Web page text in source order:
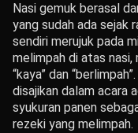
Nasi gemuk berasal
yang sudah ada sejak
sendiri merujuk pada
melimpah di atas nasi,
“kaya” dan
disajikan dalam acara
syukuran panen
rezeki yang melimpah.